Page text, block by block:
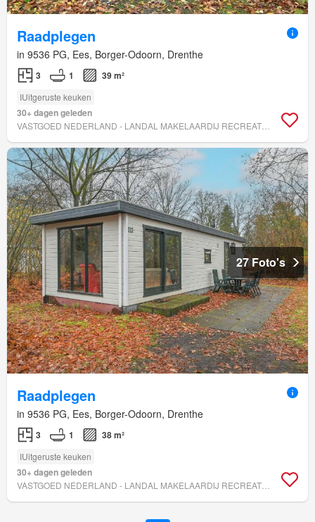
Raadplegen
in 9536 PG, Ees, Borger-Odoorn, Drenthe
3 1 39 m²
IUitgeruste keuken
30+ dagen geleden
27 Foto's
Raadplegen
in 9536 PG, Ees, Borger-Odoorn, Drenthe
3 1 38 m²
IUitgeruste keuken
30+ dagen geleden